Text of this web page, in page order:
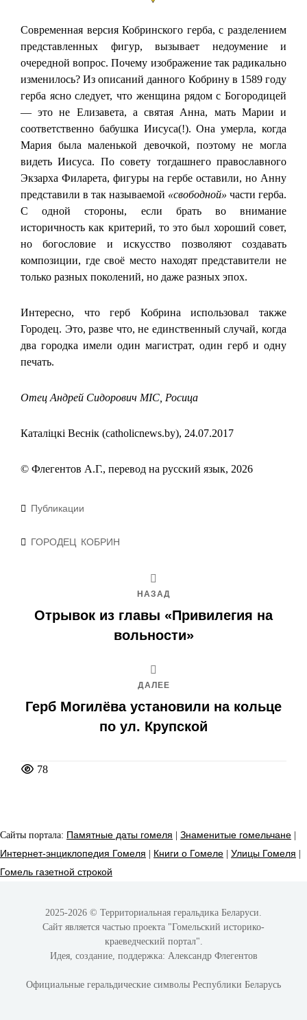
Современная версия Кобринского герба, с разделением
представленных фигур, вызывает недоумение и
очередной вопрос. Почему изображение так радикально
изменилось? Из описаний данного Кобрину в 1589 году
герба ясно следует, что женщина рядом с Богородицей
— это не Елизавета, а святая Анна, мать Марии и
соответственно бабушка Иисуса(!). Она умерла, когда
Мария была маленькой девочкой, поэтому не могла
видеть Иисуса. По совету тогдашнего православного
Экзарха Филарета, фигуры на гербе оставили, но Анну
представили в так называемой «свободной» части герба.
С одной стороны, если брать во внимание
историчность как критерий, то это был хороший совет,
но богословие и искусство позволяют создавать
композиции, где своё место находят представители не
только разных поколений, но даже разных эпох.
Интересно, что герб Кобрина использовал также
Городец. Это, разве что, не единственный случай, когда
два городка имели один магистрат, один герб и одну
печать.
Отец Андрей Сидорович MIC, Росица
Каталіцкі Веснік (catholicnews.by), 24.07.2017
© Флегентов А.Г., перевод на русский язык, 2026
Рубрики
Публикации
Метки
ГОРОДЕЦ КОБРИН
НАЗАД
Отрывок из главы «Привилегия на
вольности»
ДАЛЕЕ
Герб Могилёва установили на кольце
по ул. Крупской
78
Сайты портала: Памятные даты гомеля | Знаменитые гомельчане |
Интернет-энциклопедия Гомеля | Книги о Гомеле | Улицы Гомеля |
Гомель газетной строкой
2025-2026 © Территориальная геральдика Беларуси.
Сайт является частью проекта "Гомельский историко-
краеведческий портал"
Идея, создание, поддержка: Александр Флегентов
Официальные геральдические символы Республики Беларусь